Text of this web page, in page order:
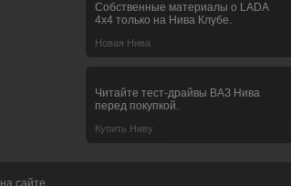
Собственные материалы о LADA
4x4 только на Нива Клубе.
Новая Нива
Читайте тест-драйвы ВАЗ Нива
перед покупкой.
Купить Ниву
сайте